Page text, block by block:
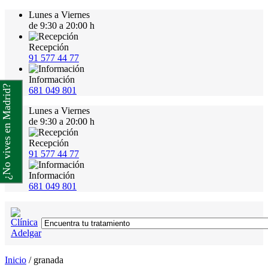
Lunes a Viernes
de 9:30 a 20:00 h
Recepción
91 577 44 77
Información
681 049 801
Lunes a Viernes
de 9:30 a 20:00 h
Recepción
91 577 44 77
Información
681 049 801
Inicio / granada
¿No vives en Madrid?